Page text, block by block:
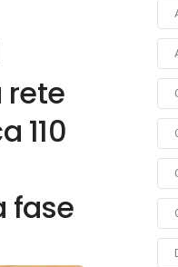
rete
110
fase